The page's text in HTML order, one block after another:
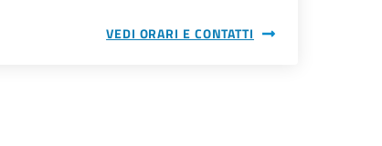
VEDI ORARI E CONTATTI